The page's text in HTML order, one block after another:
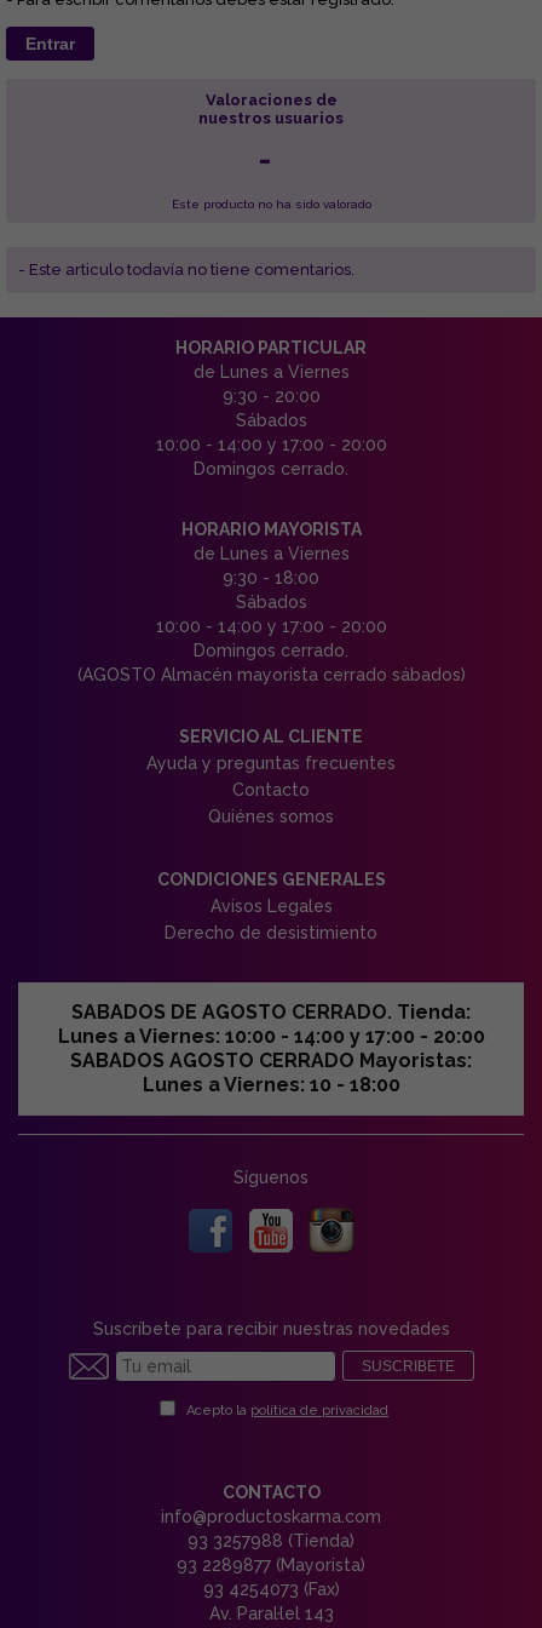
Entrar
Valoraciones de
nuestros usuarios
-
Este producto no ha sido valorado
- Este articulo todavía no tiene comentarios.
HORARIO PARTICULAR
de Lunes a Viernes
9:30 - 20:00
Sábados
10:00 - 14:00 y 17:00 - 20:00
Domingos cerrado.
HORARIO MAYORISTA
de Lunes a Viernes
9:30 - 18:00
Sábados
10:00 - 14:00 y 17:00 - 20:00
Domingos cerrado.
(AGOSTO Almacén mayorista cerrado sábados)
SERVICIO AL CLIENTE
Ayuda y preguntas frecuentes
Contacto
Quiénes somos
CONDICIONES GENERALES
Avisos Legales
Derecho de desistimiento
SABADOS DE AGOSTO CERRADO. Tienda:
Lunes a Viernes: 10:00 - 14:00 y 17:00 - 20:00
SABADOS AGOSTO CERRADO Mayoristas:
Lunes a Viernes: 10 - 18:00
Síguenos
Suscríbete para recibir nuestras novedades
SUSCRIBETE
Acepto la política de privacidad
CONTACTO
info@productoskarma.com
93 3257988 (Tienda)
93 2289877 (Mayorista)
93 4254073 (Fax)
Av. Paral·lel 143